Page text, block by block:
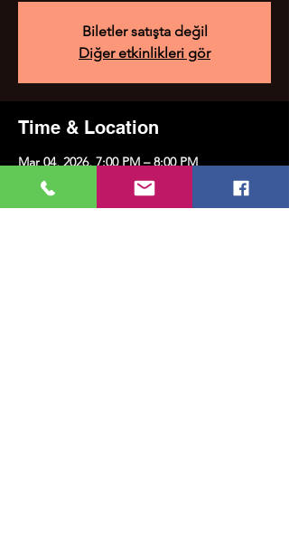
Biletler satışta değil
Diğer etkinlikleri gör
Time & Location
Mar 04, 2026, 7:00 PM – 8:00 PM
Kadıköy, Erenköy, Kazım Karabekirpaşa Sok.
No:4, 34738 Kadıköy/İstanbul, Türkiye